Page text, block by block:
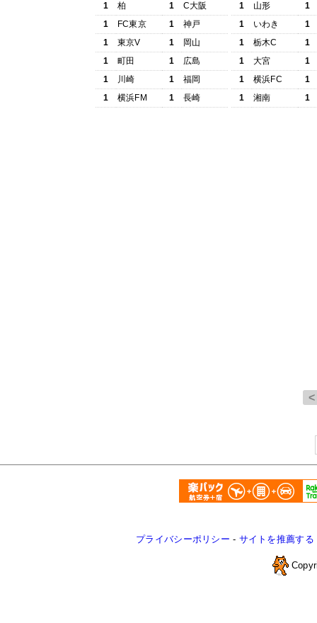
1
柏 1
C大阪
1
FC東京 1
神戸
1
東京V 1
岡山
1
町田 1
広島
1
川崎 1
福岡
1
横浜FM 1 長崎
1
山形
1
1
いわき
1
1
栃木C
1
1
大宮
1
1
横浜FC
1
1
湘南 1
プライバシーポリシー - サイトを推薦する